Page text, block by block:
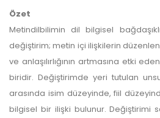
Özet
Metindilbilimin dil bilgisel
değiştirim; metin içi ilişkilerin
ve anlaşılırlığının artmasına etki
biridir. Değiştirimde yeri tutulan
arasında isim düzeyinde, fiil
bilgisel bir ilişki bulunur. Değiştirimi